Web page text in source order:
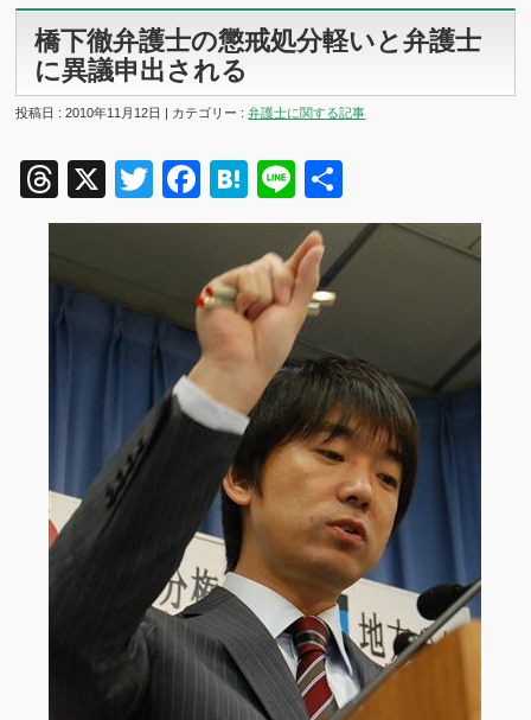
橋下徹弁護士の懲戒処分軽いと弁護士
に異議申出される
投稿日 : 2010年11月12日 | カテゴリー :弁護士に関する記事
Threads
X TwitterFacebook
Hatena
Line
有